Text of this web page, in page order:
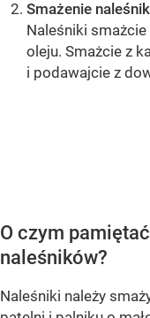
Smażenie
Naleśniki
oleju. Smażcie z
i podawajcie z
O czym
naleśników?
Naleśniki należy